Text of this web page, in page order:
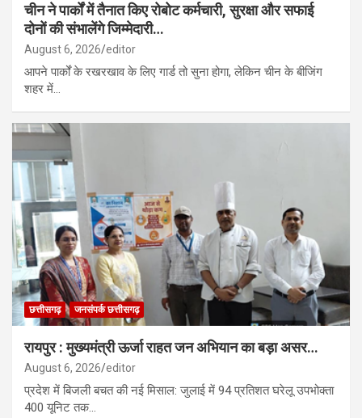
चीन ने पार्कों में तैनात किए रोबोट कर्मचारी, सुरक्षा और सफाई
दोनों की संभालेंगे जिम्मेदारी…
August 6, 2026 editor
आपने पार्कों के रखरखाव के लिए गार्ड तो सुना होगा, लेकिन चीन के बीजिंग
शहर में…
छत्तीसगढ़ जनसंपर्क छत्तीसगढ़
रायपुर : मुख्यमंत्री ऊर्जा राहत जन अभियान का बड़ा असर…
August 6, 2026 editor
प्रदेश में बिजली बचत की नई मिसाल: जुलाई में 94 प्रतिशत घरेलू उपभोक्ता
400 यूनिट तक…